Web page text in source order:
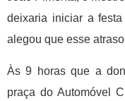
deixaria iniciar a
alegou que esse
Às 9 horas que a
praça do Automóvel